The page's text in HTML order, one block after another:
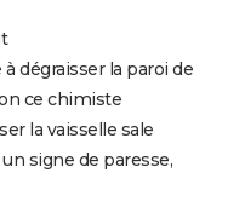
dégraisser la paroi de
ce chimiste
la vaisselle sale
signe de paresse,